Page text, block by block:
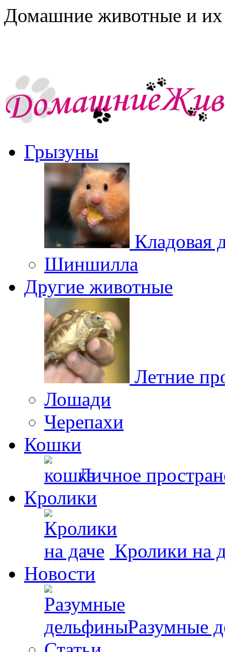
Домашние животные и их
Грызуны
Кладовая
Шиншилла
Другие животные
Летние
Лошади
Черепахи
Кошки
Личное
Кролики
Кролики на
Новости
Разумные